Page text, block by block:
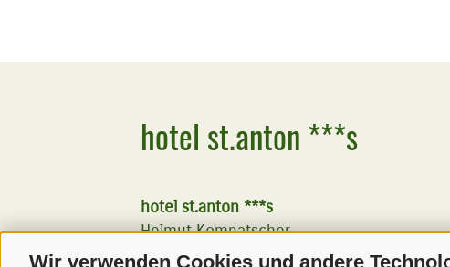
Wir verwenden Cookies und andere
hotel st.anton ***s
hotel st.anton ***s
Helmut Kompatscher
St.-Anton-Str. 7